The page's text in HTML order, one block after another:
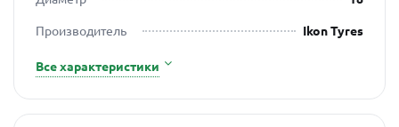
Производитель
Ikon Tyres
Все характеристики